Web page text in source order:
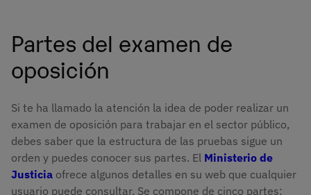
Partes del examen de
oposición
Si te ha llamado la atención la idea de poder realizar un
examen de oposición para trabajar en el sector público,
debes saber que la estructura de las pruebas sigue un
orden y puedes conocer sus partes. El Ministerio de
Justicia ofrece algunos detalles en su web que cualquier
usuario puede consultar. Se compone de cinco partes: